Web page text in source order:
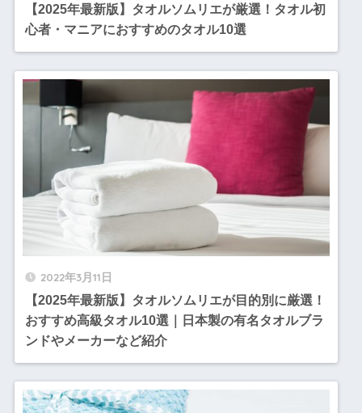
【2025年最新版】タオルソムリエが厳選！タオル初
心者・マニアにおすすめのタオル10選
2022年3月11日
【2025年最新版】タオルソムリエが目的別に厳選！
おすすめ高級タオル10選｜日本製の有名タオルブラ
ンドやメーカーなど紹介